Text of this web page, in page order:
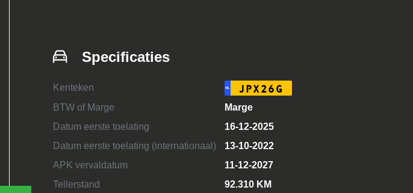
Specificaties
Kenteken NL JPX26G
BTW of Marge
Marge
Datum eerste toelating
16-12-2025
Datum eerste toelating (internationaal)
13-10-2022
APK vervaldatum
11-12-2027
Tellerstand
92.310 KM